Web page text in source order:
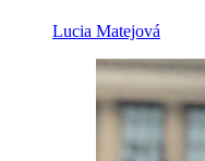
Lucia Matejová